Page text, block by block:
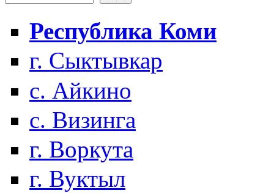
Республика Коми
г. Сыктывкар
с. Айкино
с. Визинга
г. Воркута
г. Вуктыл